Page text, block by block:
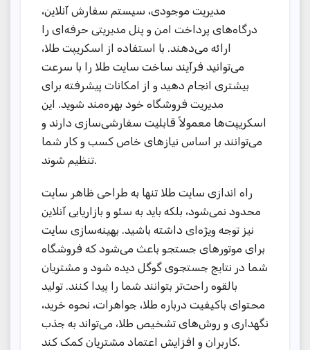
مدیریت موجودی، سیستم سفارش آنلاین،
درگاه‌های پرداخت امن و پنل مدیریتی حرفه‌ای را
ارائه می‌دهند. با استفاده از اسکریپت طلا،
می‌توانید فرآیند ساخت سایت طلا را با سرعت
بیشتری انجام دهید و از امکانات پیشرفته برای
مدیریت فروشگاه خود بهره‌مند شوید. این
اسکریپت‌ها معمولاً قابلیت سفارشی‌سازی دارند و
می‌توانند بر اساس نیازهای خاص کسب و کار شما
تنظیم شوند.
راه اندازی سایت طلا تنها به طراحی ظاهر سایت
محدود نمی‌شود، بلکه باید به سئو و بازاریابی آنلاین
نیز توجه ویژه‌ای داشته باشید. بهینه‌سازی سایت
برای موتورهای جستجو باعث می‌شود که فروشگاه
شما در نتایج جستجوی گوگل دیده شود و مشتریان
بالقوه راحت‌تر بتوانند شما را پیدا کنند. تولید
محتوای باکیفیت درباره طلا، جواهرات، نحوه خرید،
نگهداری و روش‌های تشخیص طلا، می‌تواند به جذب
کاربران و افزایش اعتماد مشتریان کمک کند.